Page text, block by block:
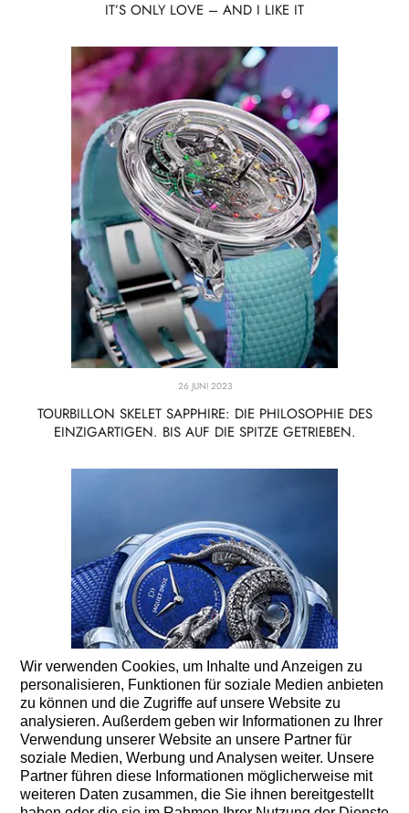
Wir verwenden Cookies, um Inhalte und Anzeigen zu
personalisieren, Funktionen für soziale Medien anbieten
zu können und die Zugriffe auf unsere Website zu
analysieren. Außerdem geben wir Informationen zu Ihrer
Verwendung unserer Website an unsere Partner für
soziale Medien, Werbung und Analysen weiter. Unsere
Partner führen diese Informationen möglicherweise mit
weiteren Daten zusammen, die Sie ihnen bereitgestellt
IT’S ONLY LOVE – AND I LIKE IT
26 JUNI 2023
TOURBILLON SKELET SAPPHIRE: DIE PHILOSOPHIE DES
EINZIGARTIGEN. BIS AUF DIE SPITZE GETRIEBEN.
05 JULI 2023